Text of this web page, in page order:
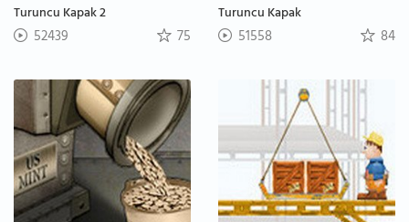
Turuncu Kapak 2
52439 75
Turuncu Kapak
51558 84